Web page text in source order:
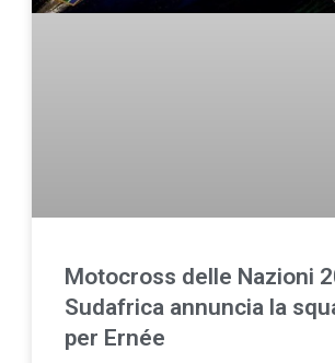
Motocross delle Nazioni
Sudafrica annuncia la
per Ernée